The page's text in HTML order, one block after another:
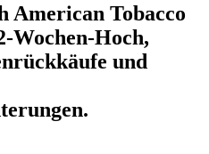
American Tobacco
Wochen-Hoch,
und